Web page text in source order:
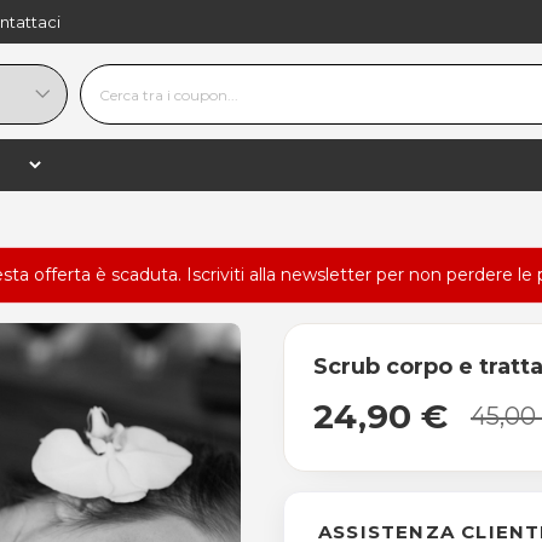
offerta è scaduta. Iscriviti alla newsletter per non perdere le
Scrub corpo e
24,90 €
ASSISTENZA